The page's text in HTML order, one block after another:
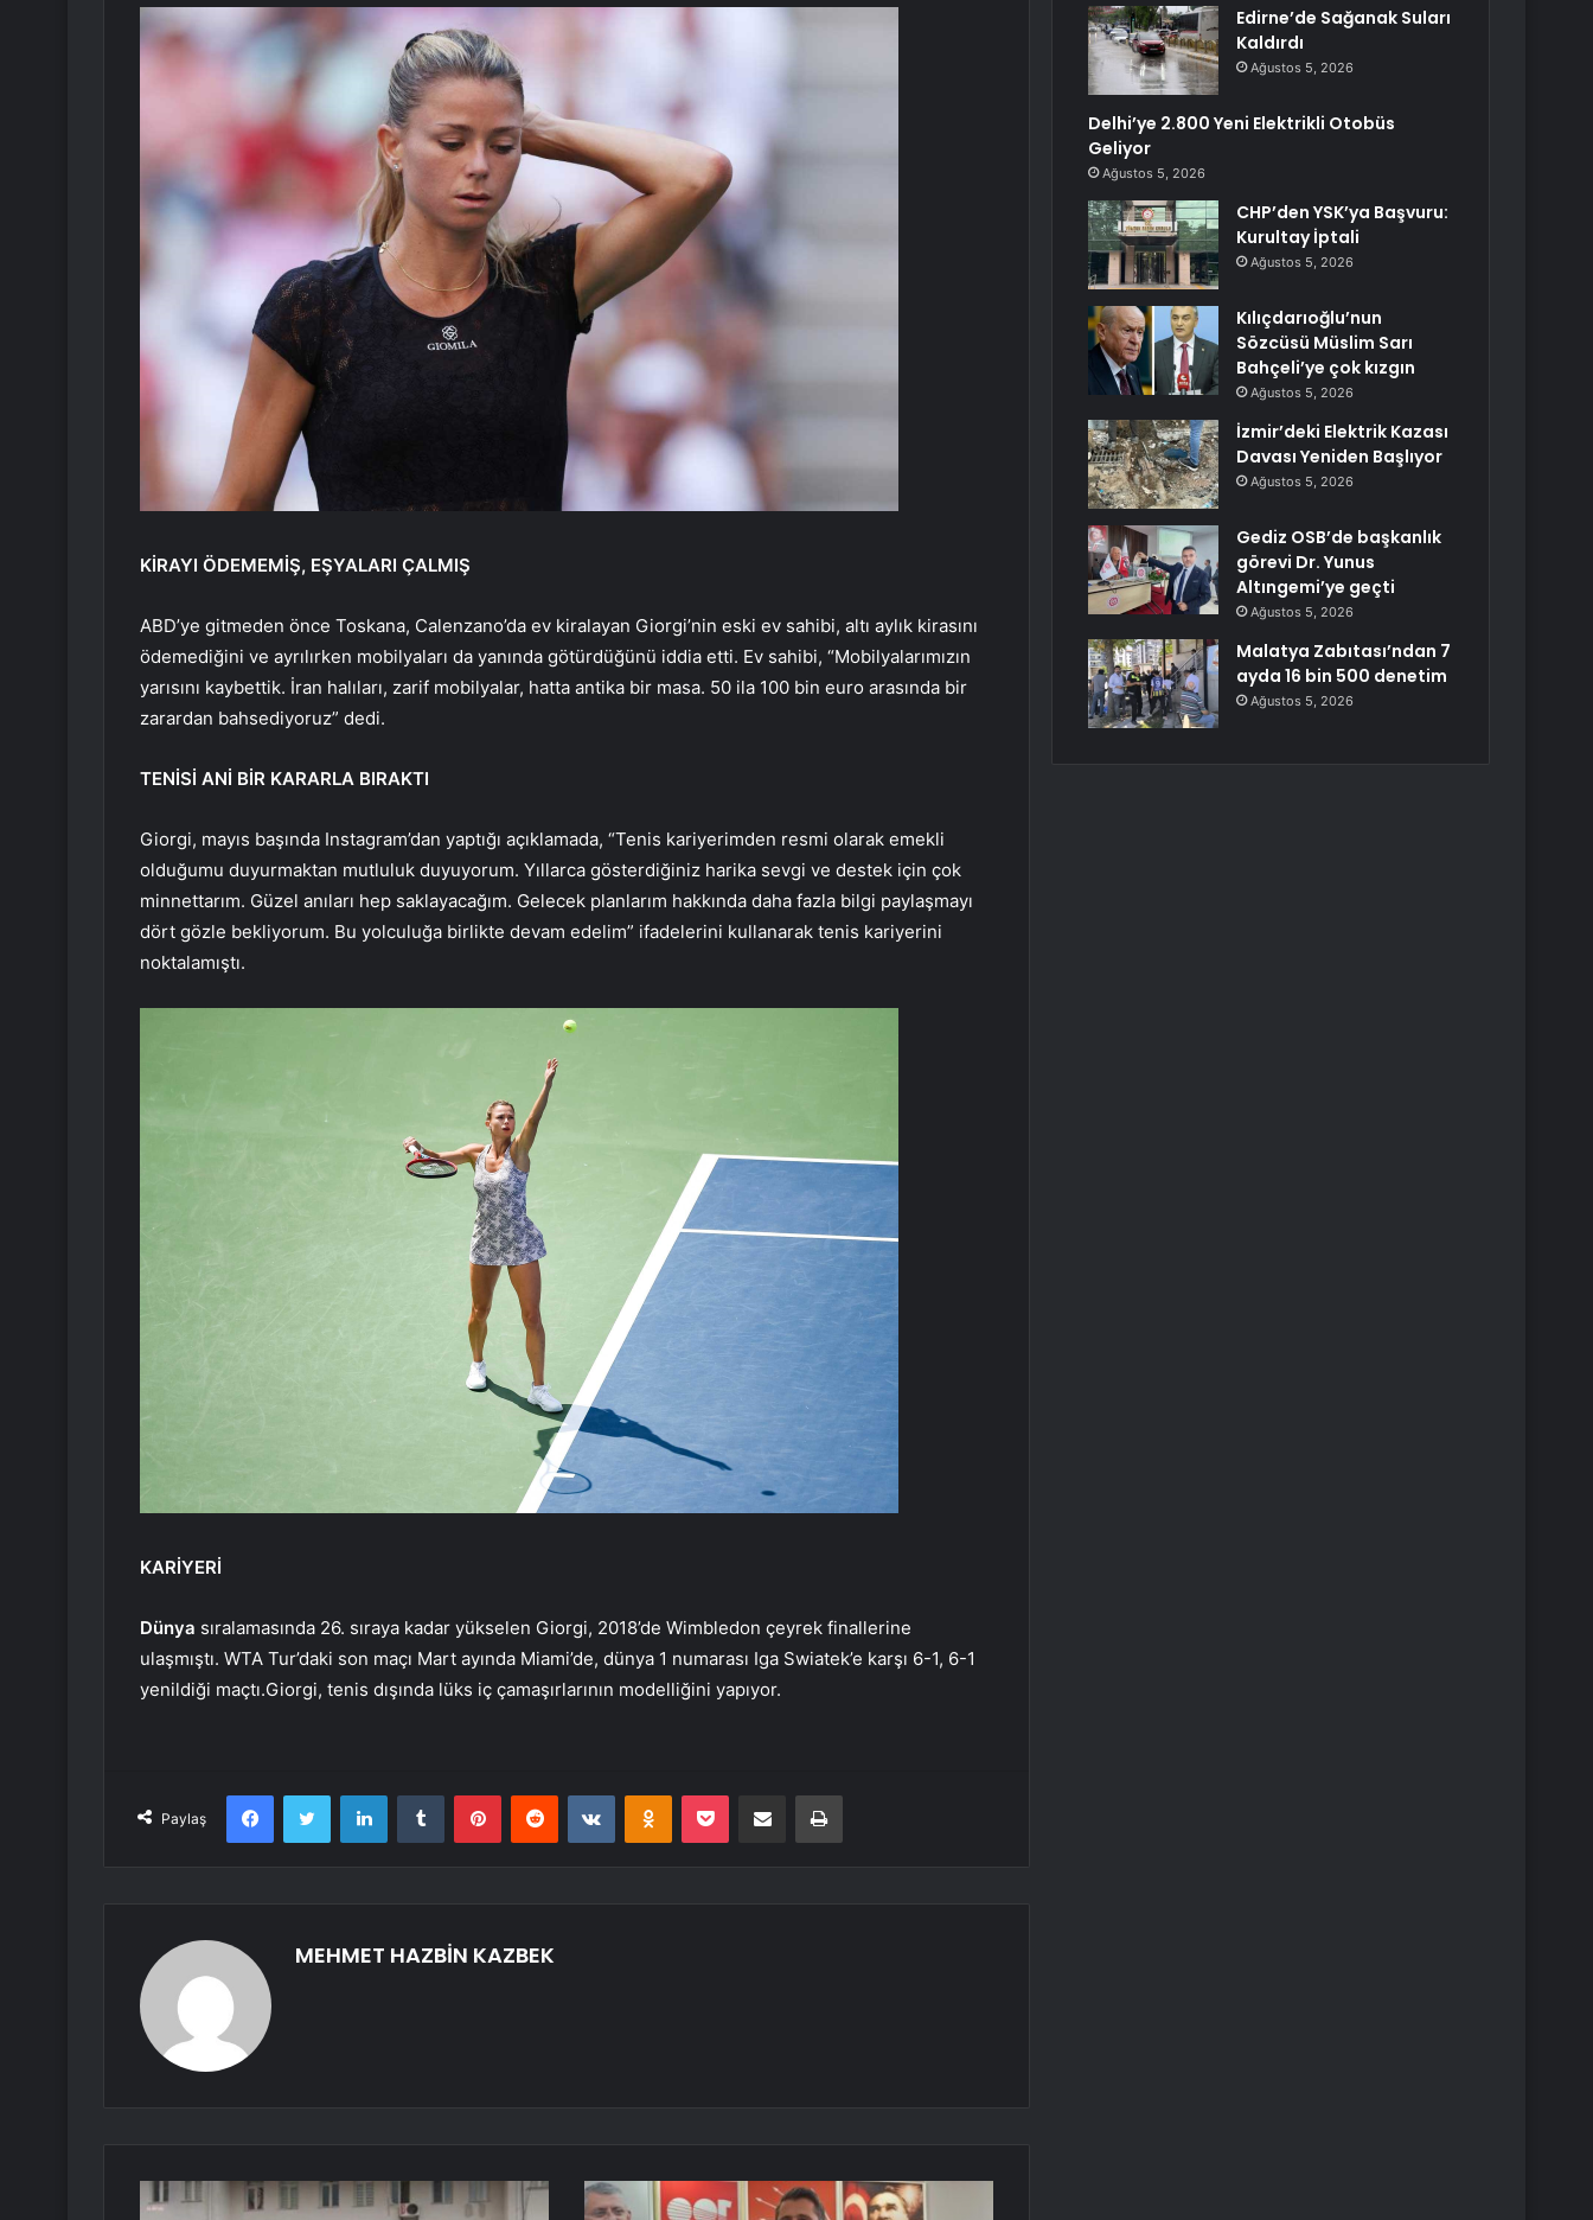
KİRAYI ÖDEMEMİŞ, EŞYALARI ÇALMIŞ
ABD’ye gitmeden önce Toskana, Calenzano’da ev kiralayan Giorgi’nin eski ev sahibi, altı aylık kirasını
ödemediğini ve ayrılırken mobilyaları da yanında götürdüğünü iddia etti. Ev sahibi, “Mobilyalarımızın
yarısını kaybettik. İran halıları, zarif mobilyalar, hatta antika bir masa. 50 ila 100 bin euro arasında bir
zarardan bahsediyoruz” dedi.
TENİSİ ANİ BİR KARARLA BIRAKTI
Giorgi, mayıs başında Instagram’dan yaptığı açıklamada, “Tenis kariyerimden resmi olarak emekli
olduğumu duyurmaktan mutluluk duyuyorum. Yıllarca gösterdiğiniz harika sevgi ve destek için çok
minnettarım. Güzel anıları hep saklayacağım. Gelecek planlarım hakkında daha fazla bilgi paylaşmayı
dört gözle bekliyorum. Bu yolculuğa birlikte devam edelim” ifadelerini kullanarak tenis kariyerini
noktalamıştı.
KARİYERİ
Dünya sıralamasında 26. sıraya kadar yükselen Giorgi, 2018’de Wimbledon çeyrek finallerine
ulaşmıştı. WTA Tur’daki son maçı Mart ayında Miami’de, dünya 1 numarası Iga Swiatek’e karşı 6-1, 6-1
yenildiği maçtı.Giorgi, tenis dışında lüks iç çamaşırlarının modelliğini yapıyor.
Paylaş
FacebookTwitter LinkedInTumblr PinterestReddit VKontakteOdnoklassniki
Pocket E-Posta ile paylaş Yazdır
MEHMET HAZBİN KAZBEK
Edirne’de Sağanak Suları
Kaldırdı
Ağustos 5, 2026
Delhi’ye 2.800 Yeni Elektrikli Otobüs
Geliyor
Ağustos 5, 2026
CHP’den YSK’ya Başvuru:
Kurultay İptali
Ağustos 5, 2026
Kılıçdarıoğlu’nun
Sözcüsü Müslim Sarı
Bahçeli’ye çok kızgın
Ağustos 5, 2026
İzmir’deki Elektrik Kazası
Davası Yeniden Başlıyor
Ağustos 5, 2026
Gediz OSB’de başkanlık
görevi Dr. Yunus
Altıngemi’ye geçti
Ağustos 5, 2026
Malatya Zabıtası’ndan 7
ayda 16 bin 500 denetim
Ağustos 5, 2026